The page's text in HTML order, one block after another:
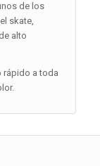
de los
skate,
alto
rápido a toda